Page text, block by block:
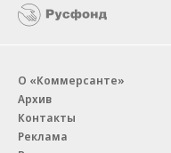
О «Коммерсанте»
Архив
Контакты
Реклама